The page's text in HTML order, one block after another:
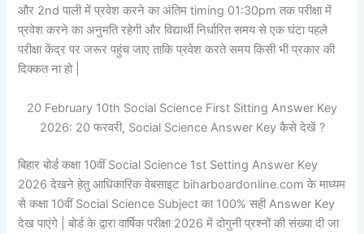
और 2nd पाली में प्रवेश करने का अंतिम timing 01:30pm तक परीक्षा में
प्रवेश करने का अनुमति रहेगी और विद्यार्थी निर्धारित समय से एक घंटा पहले
परीक्षा केंद्र पर जरूर पहुंच जाए ताकि प्रवेश करते समय किसी भी प्रकार की
दिक्कत ना हो |
20 February 10th Social Science First Sitting Answer Key
2026: 20 फरवरी, Social Science Answer Key कैसे देखें ?
बिहार बोर्ड कक्षा 10वीं Social Science 1st Setting Answer Key
2026 देखने हेतु आधिकारिक वेबसाइट biharboardonline.com के माध्यम
से कक्षा 10वीं Social Science Subject का 100% सही Answer Key
देख पाएंगे | बोर्ड के द्वारा वार्षिक परीक्षा 2026 में दोगुनी प्रश्नों की संख्या दी जा